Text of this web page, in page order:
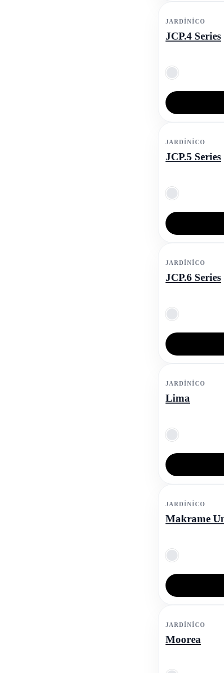
JARDINICO
JCP.4 Series
JARDINICO
JCP.5 Series
JARDINICO
JCP.6 Series
JARDINICO
Lima
JARDINICO
Makrame
JARDINICO
Moorea